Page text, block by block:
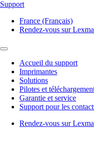
Support
France (Français)
Rendez-vous sur
Accueil du support
Imprimantes
Solutions
Pilotes et
Garantie et service
Support pour les
Rendez-vous sur